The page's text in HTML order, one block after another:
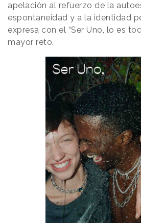
apelación al refuerzo de la
espontaneidad y a la identidad
expresa con el “Ser Uno, lo es
mayor reto.